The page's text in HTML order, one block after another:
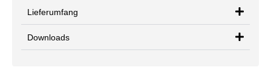
Lieferumfang
Downloads